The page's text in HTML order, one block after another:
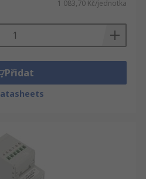
1 083,70 Kč/jednotka
Přidat